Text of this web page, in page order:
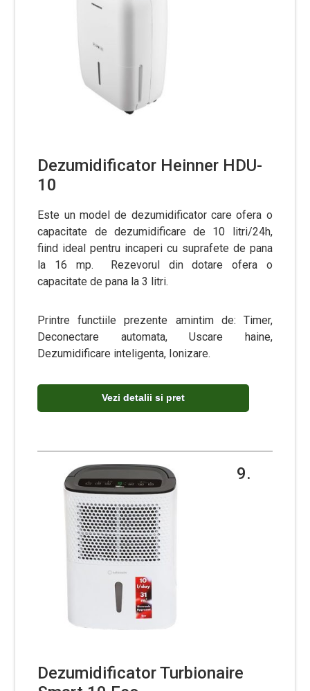
Dezumidificator Heinner HDU-
10
Este un model de dezumidificator care ofera o
capacitate de dezumidificare de 10 litri/24h,
fiind ideal pentru incaperi cu suprafete de pana
la 16 mp. Rezevorul din dotare ofera o
capacitate de pana la 3 litri.
Printre functiile prezente amintim de: Timer,
Deconectare automata, Uscare haine,
Dezumidificare inteligenta, Ionizare.
Vezi detalii si pret
9.
Dezumidificator Turbionaire